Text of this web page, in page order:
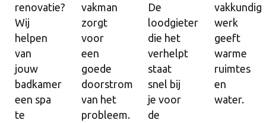
renovatie?
Wij
helpen
van
jouw
badkamer
een spa
te
vakman
zorgt
voor
een
goede
doorstroming
van het
probleem.
De
loodgieter
die het
verhelpt
staat
snel bij
je voor
de
vakkundig
werk
geeft
warme
ruimtes
en
water.